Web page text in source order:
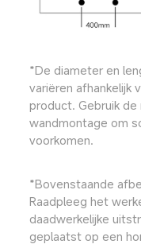
*De diameter en
variëren afhankelijk
product. Gebruik
wandmontage om
voorkomen.
*Bovenstaande
Raadpleeg het
daadwerkelijke
geplaatst op een